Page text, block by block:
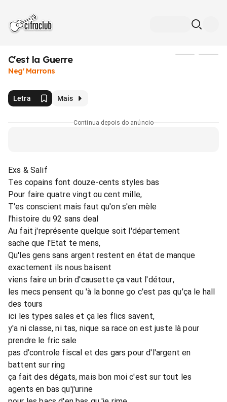
C'est la Guerre
Neg' Marrons
Letra Mais
Continua depois do anúncio
Exs & Salif
Tes copains font douze-cents styles bas
Pour faire quatre vingt ou cent mille,
T'es conscient mais faut qu'on s'en mèle
l'histoire du 92 sans deal
Au fait j'représente quelque soit l'département
sache que l'Etat te mens,
Qu'les gens sans argent restent en état de manque
exactement ils nous baisent
viens faire un brin d'causette ça vaut l'détour,
les mecs pensent qu 'à la bonne go c'est pas qu'ça le hall
des tours
ici les types sales et ça les flics savent,
y'a ni classe, ni tas, nique sa race on est juste là pour
prendre le fric sale
pas d'controle fiscal et des gars pour d'l'argent en
battent sur ring
ça fait des dégats, mais bon moi c'est sur tout les
agents en bas qu'j'urine